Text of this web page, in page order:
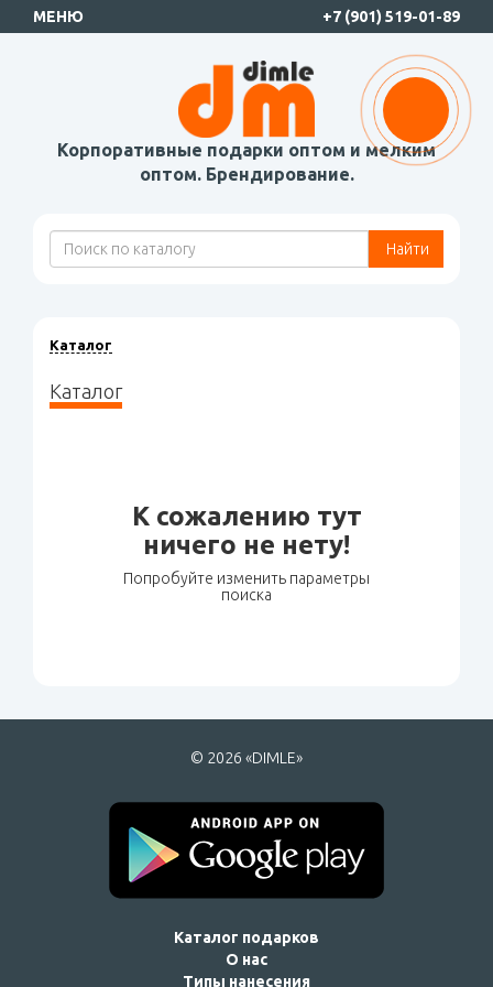
МЕНЮ +7 (901) 519-01-89
Корпоративные подарки оптом и мелким
оптом. Брендирование.
Найти
Каталог
Каталог
К сожалению тут
ничего не нету!
Попробуйте изменить параметры
поиска
© 2026 «DIMLE»
Каталог подарков
О нас
Типы нанесения